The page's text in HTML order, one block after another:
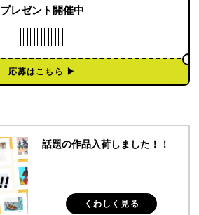
プレゼント開催中
応募はこちら ▶︎
話題の作品入荷しました！！
くわしく見る